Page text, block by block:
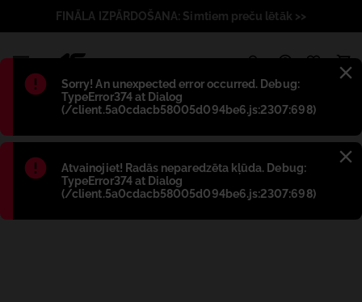
Błąd:
Sorry! An unexpected error occurred. Debug:
TypeError374 at Dialog
(/client.5a0cdacb58005d094be6.js:2307:698)
Błąd:
Atvainojiet! Radās neparedzēta kļūda. Debug:
TypeError374 at Dialog
(/client.5a0cdacb58005d094be6.js:2307:698)
FINĀLA IZPĀRDOŠANA: Simtiem preču lētāk >>